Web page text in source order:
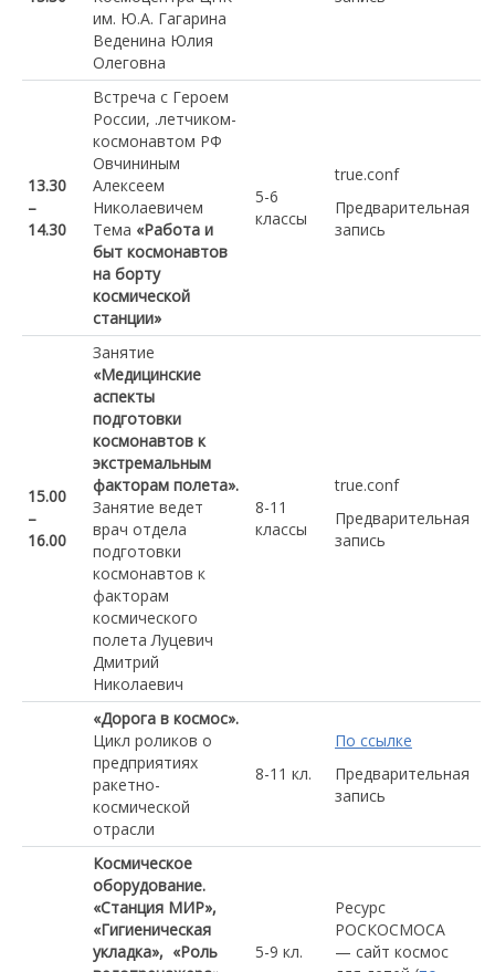
им. Ю.А. Гагарина
Веденина Юлия
Олеговна
13.30
–
14.30
Встреча с Героем
России, .летчиком-
космонавтом РФ
Овчининым
Алексеем
Николаевичем
Тема «Работа и
быт космонавтов
на борту
космической
станции»
5-6
классы
true.conf
Предварительная
запись
15.00
–
16.00
Занятие
«Медицинские
аспекты
подготовки
космонавтов к
экстремальным
факторам полета».
Занятие ведет
врач отдела
подготовки
космонавтов к
факторам
космического
полета Луцевич
Дмитрий
Николаевич
8-11
классы
true.conf
Предварительная
запись
«Дорога в космос».
Цикл роликов о
предприятиях
ракетно-
космической
отрасли
8-11 кл.
По ссылке
Предварительная
запись
Космическое
оборудование.
«Станция МИР»,
«Гигиеническая
укладка», «Роль
5-9 кл.
Ресурс
РОСКОСМОСА
— сайт космос